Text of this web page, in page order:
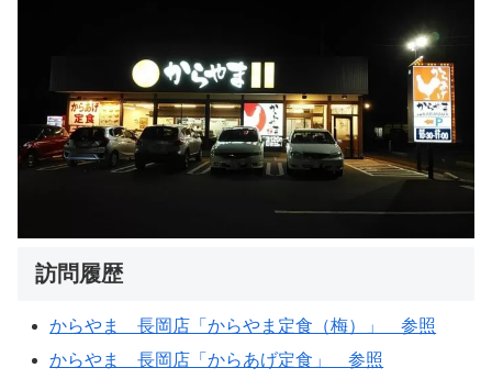
訪問履歴
からやま 長岡店「からやま定食（梅）」 参照
からやま 長岡店「からあげ定食」 参照